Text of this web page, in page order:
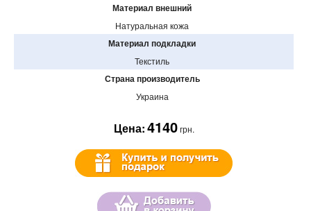
Материал внешний
Натуральная кожа
Материал подкладки
Текстиль
Страна производитель
Украина
Цена:4140грн.